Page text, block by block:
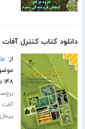
دانلود کتاب کنترل
از:
۱۴۸ صفحه
آفت